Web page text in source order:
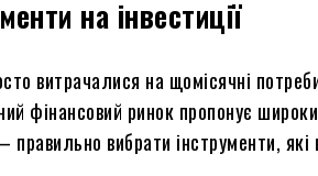
на інвестиції
витрачалися на щомісячні
фінансовий ринок пропонує
вибрати інструменти, які